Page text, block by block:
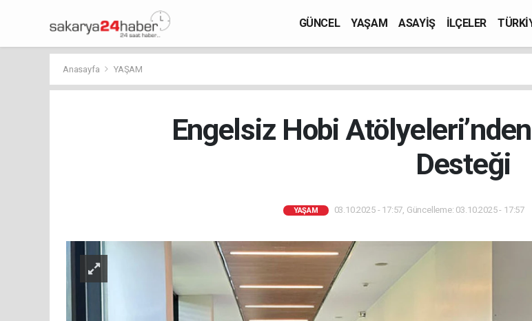
GÜNCEL YAŞAM ASAYİŞ İLÇELER
Anasayfa YAŞAM
Engelsiz Hobi
Desteği
YAŞAM 03.10.2025 - 17:57, Güncelleme: 03.10.2025 - 17:57